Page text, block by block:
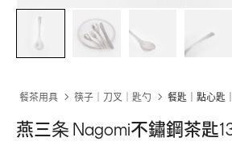
餐茶用具 筷子｜刀叉｜匙勺 餐匙｜點心匙
燕三条 Nagomi不鏽鋼茶匙